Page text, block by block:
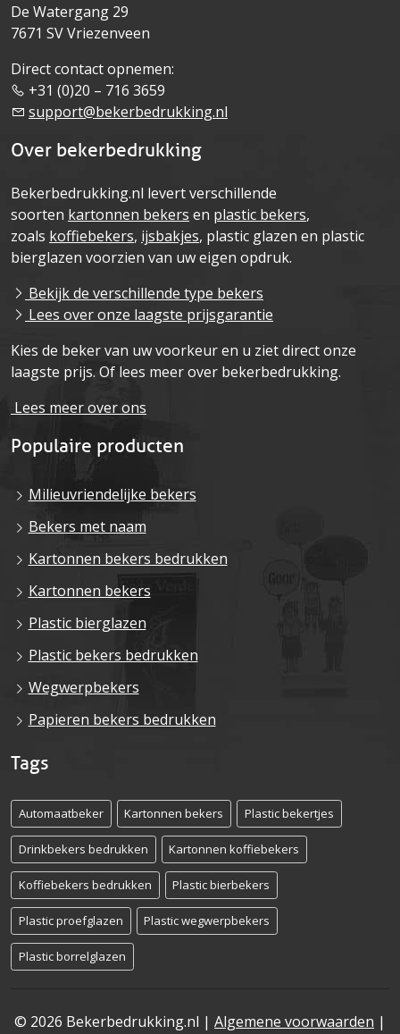
De Watergang 29
7671 SV Vriezenveen
Direct contact opnemen:
+31 (0)20 – 716 3659
support@bekerbedrukking.nl
Over bekerbedrukking
Bekerbedrukking.nl levert verschillende
soorten kartonnen bekers en plastic bekers,
zoals koffiebekers, ijsbakjes, plastic glazen en plastic
bierglazen voorzien van uw eigen opdruk.
Bekijk de verschillende type bekers
Lees over onze laagste prijsgarantie
Kies de beker van uw voorkeur en u ziet direct onze
laagste prijs. Of lees meer over bekerbedrukking.
Lees meer over ons
Populaire producten
Milieuvriendelijke bekers
Bekers met naam
Kartonnen bekers bedrukken
Kartonnen bekers
Plastic bierglazen
Plastic bekers bedrukken
Wegwerpbekers
Papieren bekers bedrukken
Tags
Automaatbeker Kartonnen bekers Plastic bekertjes
Drinkbekers bedrukken Kartonnen koffiebekers
Koffiebekers bedrukken Plastic bierbekers
Plastic proefglazen Plastic wegwerpbekers
Plastic borrelglazen
© 2026 Bekerbedrukking.nl | Algemene voorwaarden |